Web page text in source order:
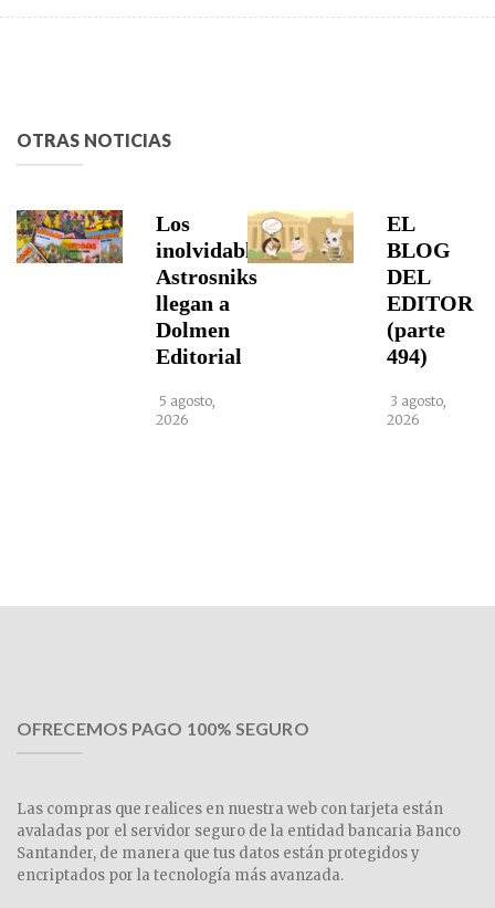
OTRAS NOTICIAS
Los
inolvidables
Astrosniks
llegan a
Dolmen
Editorial
5 agosto,
2026
EL
BLOG
DEL
EDITOR
(parte
494)
3 agosto,
2026
OFRECEMOS PAGO 100% SEGURO
Las compras que realices en nuestra web con tarjeta están
avaladas por el servidor seguro de la entidad bancaria Banco
Santander, de manera que tus datos están protegidos y
encriptados por la tecnología más avanzada.